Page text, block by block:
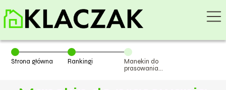
Strona główna Rankingi
Manekin do
prasowania